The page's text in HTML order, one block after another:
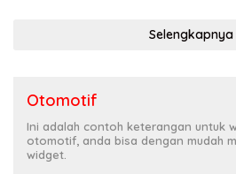
Selengkapnya
Otomotif
Ini adalah contoh keterangan untuk
otomotif, anda bisa dengan mudah
widget.